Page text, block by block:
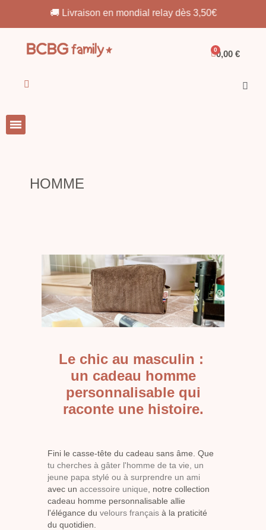
🚚 Livraison en mondial relay dès 3,50€
0,00 €
HOMME
Le chic au masculin :
un cadeau homme
personnalisable qui
raconte une histoire.
Fini le casse-tête du cadeau sans âme. Que
tu cherches à gâter l'homme de ta vie, un
jeune papa stylé ou à surprendre un ami
avec un accessoire unique , notre collection
cadeau homme personnalisable allie
l'élégance du velours français à la praticité
du quotidien.